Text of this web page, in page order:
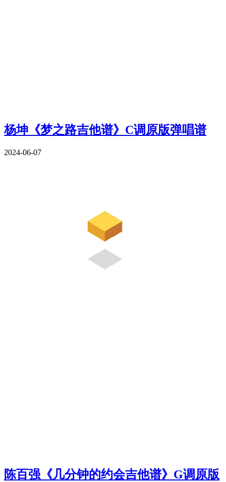
杨坤《梦之路吉他谱》C调原版弹唱谱
2024-06-07
陈百强《几分钟的约会吉他谱》G调原版